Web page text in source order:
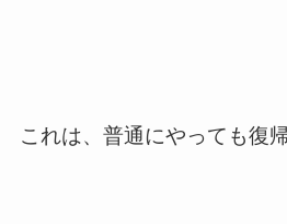
これは、普通にやっても復